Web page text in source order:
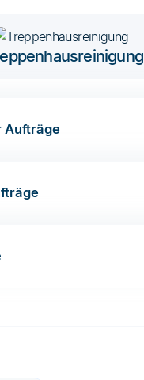
Aufträge